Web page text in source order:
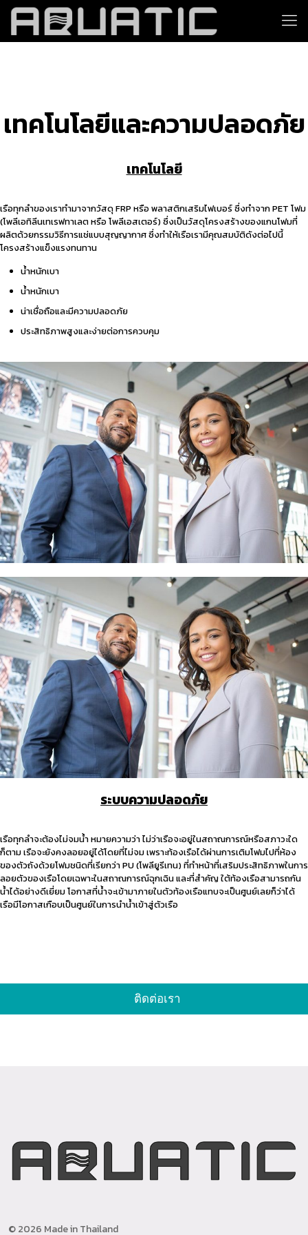
เทคโนโลยีและความปลอดภัย
เทคโนโลยี
เรือทุกลำของเราทำมาจากวัสดุ FRP หรือ พลาสติกเสริมไฟเบอร์ ซึ่งทำจาก PET โฟม
(โพลีเอทิลีนเทเรฟทาเลต หรือ โพลีเอสเตอร์) ซึ่งเป็นวัสดุโครงสร้างของแกนโฟมที่
ผลิตด้วยกรรมวิธีการแช่แบบสุญญากาศ ซึ่งทำให้เรือเรามีคุณสมบัติดังต่อไปนี้
โครงสร้างแข็งแรงทนทาน
น้ำหนักเบา
น้ำหนักเบา
น่าเชื่อถือและมีความปลอดภัย
ประสิทธิภาพสูงและง่ายต่อการควบคุม
ระบบความปลอดภัย
เรือทุกลำจะต้องไม่จมน้ำ หมายความว่า ไม่ว่าเรือจะอยู่ในสถาณการณ์หรือสภาวะใด
ก็ตาม เรือจะยังคงลอยอยู่ได้โดยที่ไม่จม เพราะท้องเรือได้ผ่านการเติมโฟมไปที่ห้อง
ของตัวถังด้วยโฟมชนิดที่เรียกว่า PU (โพลียูรีเทน) ที่ทำหน้าที่เสริมประสิทธิภาพในการ
ลอยตัวของเรือโดยเฉพาะในสถาณการณ์ฉุกเฉิน และที่สำคัญ ใต้ท้องเรือสามารถกัน
น้ำได้อย่างดีเยี่ยม โอกาสที่น้ำจะเข้ามาภายในตัวท้องเรือแทบจะเป็นศูนย์เลยก็ว่าได้
เรือมีโอกาสเกือบเป็นศูนย์ในการนำน้ำเข้าสู่ตัวเรือ
ติดต่อเรา
© 2026 Made in Thailand